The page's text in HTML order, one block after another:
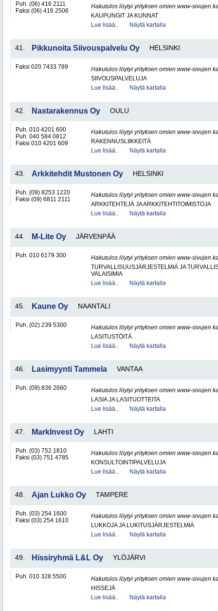
Puh. (06) 416 2111
Faksi (06) 416 2506
Hakutulos löytyi yrityksen omien www-sivujen
KAUPUNGIT JA KUNNAT
Lue lisää..
Näytä kartalla
41. Pikkunoita Siivouspalvelu Oy HELSINKI
Faksi 020 7433 789
Hakutulos löytyi yrityksen omien www-sivujen
SIIVOUSPALVELUJA
Lue lisää..
Näytä kartalla
42. Nastarakennus Oy OULU
Puh. 010 4201 600
Puh. 040 584 0812
Faksi 010 4201 609
Hakutulos löytyi yrityksen omien www-sivujen
RAKENNUSLIIKKEITÄ
Lue lisää..
Näytä kartalla
43. Arkkitehdit Mustonen Oy HELSINKI
Puh. (09) 8253 1220
Faksi (09) 6811 2111
Hakutulos löytyi yrityksen omien www-sivujen
ARKKITEHTEJÄ JA ARKKITEHTITOIMISTOJA
Lue lisää..
Näytä kartalla
44. M-Lite Oy JÄRVENPÄÄ
Puh. 010 6179 300
Hakutulos löytyi yrityksen omien www-sivujen
TURVALLISUUSJÄRJESTELMIÄ JA
VALAISIMIA
Lue lisää..
Näytä kartalla
45. Kaune Oy NAANTALI
Puh. (02) 239 5300
Hakutulos löytyi yrityksen omien www-sivujen
LASITUSTÖITÄ
Lue lisää..
Näytä kartalla
46. Lasimyynti Tammela VANTAA
Puh. (09) 836 2660
Hakutulos löytyi yrityksen omien www-sivujen
LASIA JA LASITUOTTEITA
Lue lisää..
Näytä kartalla
47. MarkInvest Oy LAHTI
Puh. (03) 752 1810
Faksi (03) 751 4785
Hakutulos löytyi yrityksen omien www-sivujen
KONSULTOINTIPALVELUJA
Lue lisää..
Näytä kartalla
48. Ajan Lukko Oy TAMPERE
Puh. (03) 254 1600
Faksi (03) 254 1610
Hakutulos löytyi yrityksen omien www-sivujen
LUKKOJA JA LUKITUSJÄRJESTELMIÄ
Lue lisää..
Näytä kartalla
49. Hissiryhmä L&L Oy YLÖJÄRVI
Puh. 010 328 5500
Hakutulos löytyi yrityksen omien www-sivujen
HISSEJÄ
Lue lisää..
Näytä kartalla